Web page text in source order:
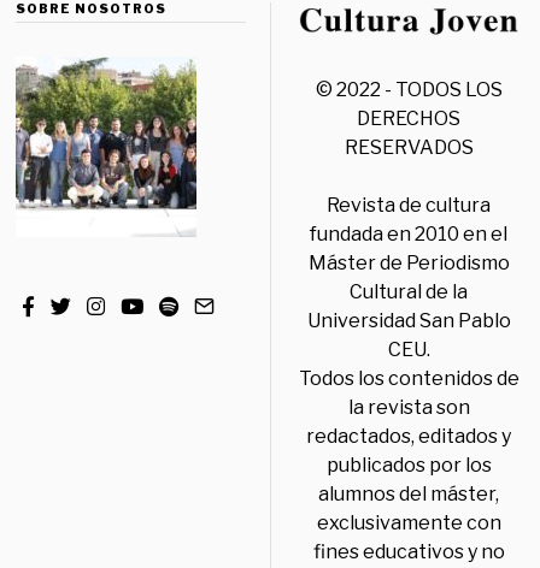
SOBRE NOSOTROS
© 2022 - TODOS LOS
DERECHOS
RESERVADOS
Revista de cultura
fundada en 2010 en el
Máster de Periodismo
Cultural de la
Universidad San Pablo
CEU.
Todos los contenidos de
la revista son
redactados, editados y
publicados por los
alumnos del máster,
exclusivamente con
fines educativos y no